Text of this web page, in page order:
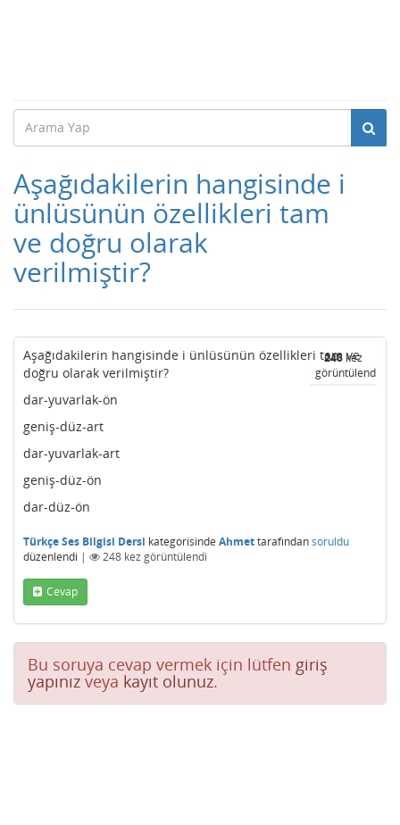
Aşağıdakilerin hangisinde i
ünlüsünün özellikleri tam
ve doğru olarak
verilmiştir?
248 kez
görüntülendi
Aşağıdakilerin hangisinde i ünlüsünün özellikleri tam ve
doğru olarak verilmiştir?
dar-yuvarlak-ön
geniş-düz-art
dar-yuvarlak-art
geniş-düz-ön
dar-düz-ön
Türkçe Ses Bilgisi Dersi kategorisinde Ahmettarafındansoruldu
düzenlendi | 248 kez görüntülendi
Cevap
Bu soruya cevap vermek için lütfen giriş
yapınız veya kayıt olunuz.